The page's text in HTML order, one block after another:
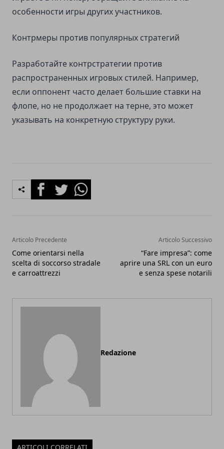
особенности игры других участников.
Контрмеры против популярных стратегий
Разработайте контрстратегии против
распространенных игровых стилей. Например,
если оппонент часто делает большие ставки на
флопе, но не продолжает на терне, это может
указывать на конкретную структуру руки.
FacebookTwitterWhatsapp
Articolo Precedente
Come orientarsi nella
scelta di soccorso stradale
e carroattrezzi
Articolo Successivo
“Fare impresa”: come
aprire una SRL con un euro
e senza spese notarili
Redazione